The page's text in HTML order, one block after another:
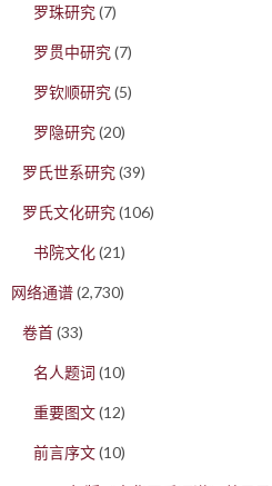
罗珠研究(7)
罗贯中研究(7)
罗钦顺研究(5)
罗隐研究(20)
罗氏世系研究(39)
罗氏文化研究(106)
书院文化(21)
网络通谱(2,730)
卷首(33)
名人题词 (10)
重要图文(12)
前言序文(10)